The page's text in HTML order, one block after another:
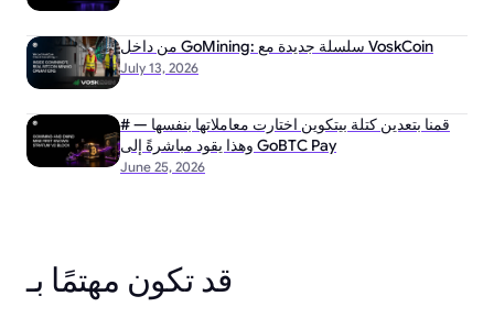
July 13, 2026
من داخل GoMining: سلسلة جديدة مع VoskCoin
June 25, 2026
# قمنا بتعدين كتلة بيتكوين اختارت معاملاتها بنفسها —
وهذا يقود مباشرةً إلى GoBTC Pay
قد تكون مهتمًا بـ